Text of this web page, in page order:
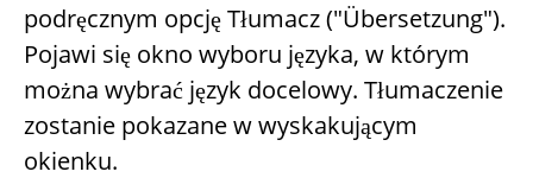
podręcznym opcję Tłumacz ("Übersetzung").
Pojawi się okno wyboru języka, w którym
można wybrać język docelowy. Tłumaczenie
zostanie pokazane w wyskakującym
okienku.